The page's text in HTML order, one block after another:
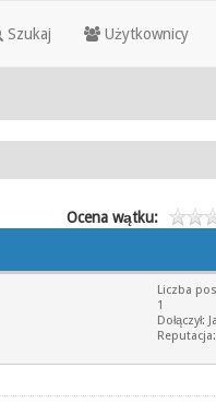
Szukaj Użytkownicy
Ocena wątku:
Liczba
1
Dołączył:
Reputacja: